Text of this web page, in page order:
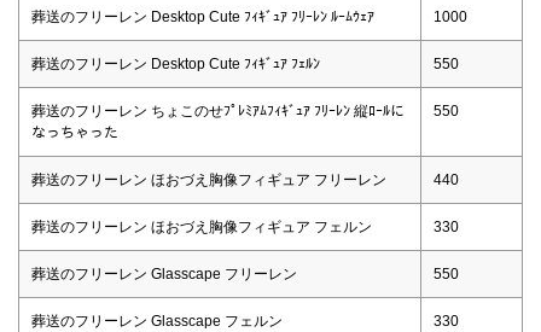
葬送のフリーレン Desktop Cute ﾌｨｷﾞｭｱ ﾌﾘｰﾚﾝ ﾙｰﾑｳｪｱ 1000
葬送のフリーレン Desktop Cute ﾌｨｷﾞｭｱ ﾌｪﾙﾝ 550
葬送のフリーレン ちょこのせﾌﾟﾚﾐｱﾑﾌｨｷﾞｭｱ ﾌﾘｰﾚﾝ 縦ﾛｰﾙに
なっちゃった
550
葬送のフリーレン ほおづえ胸像フィギュア フリーレン 440
葬送のフリーレン ほおづえ胸像フィギュア フェルン 330
葬送のフリーレン Glasscape フリーレン 550
葬送のフリーレン Glasscape フェルン 330